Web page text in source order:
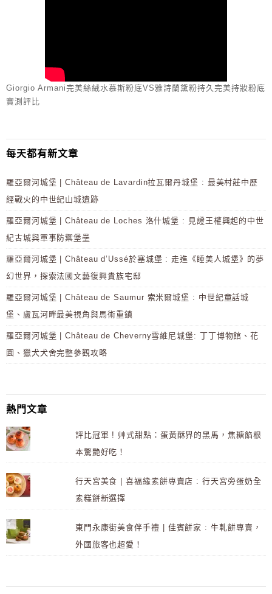
Giorgio Armani完美絲絨水慕斯粉底VS雅詩蘭黛粉持久完美持妝粉底
實測評比
每天都有新文章
羅亞爾河城堡 | Château de Lavardin拉瓦爾丹城堡 : 最美村莊中歷
經戰火的中世紀山城遺跡
羅亞爾河城堡 | Château de Loches 洛什城堡 : 見證王權興起的中世
紀古城與軍事防禦堡壘
羅亞爾河城堡 | Château d’Ussé於塞城堡 : 走進《睡美人城堡》的夢
幻世界，探索法國文藝復興貴族宅邸
羅亞爾河城堡 | Château de Saumur 索米爾城堡 : 中世紀童話城
堡、盧瓦河畔最美視角與馬術重鎮
羅亞爾河城堡 | Château de Cheverny雪維尼城堡: 丁丁博物館、花
園、獵犬犬舍完整參觀攻略
熱門文章
評比冠軍 ! 艸式甜點：蛋黃酥界的黑馬，焦糖餡根
本驚艷好吃！
行天宮美食 | 喜福緣素餅專賣店 : 行天宮旁蛋奶全
素糕餅新選擇
東門永康街美食伴手禮 | 佳賓餅家 : 牛軋餅專賣，
外國旅客也超愛！